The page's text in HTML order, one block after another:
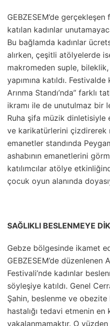
GEBZESEM’de
katılan kadınlar
Bu bağlamda kadınlar
alırken, çeşitli atölyelerde
makromeden suple,
yapımına katıldı.
Arınma Standı’nda” farklı
ikramı ile de unutulmaz bir
Ruha şifa müzik dinletisiyle
ve karikatürlerini çizdirerek
emanetler standında
ashabının emanetlerini
katılımcılar atölye
çocuk oyun alanında
SAĞLIKLI BESLENMEYE
Gebze bölgesinde ikamet
GEBZESEM’de düzenlenen
Festivali’nde kadınlar
söyleşiye katıldı. Genel
Şahin, beslenme ve
hastalığı tedavi etmenin
yakalanmamaktır. O